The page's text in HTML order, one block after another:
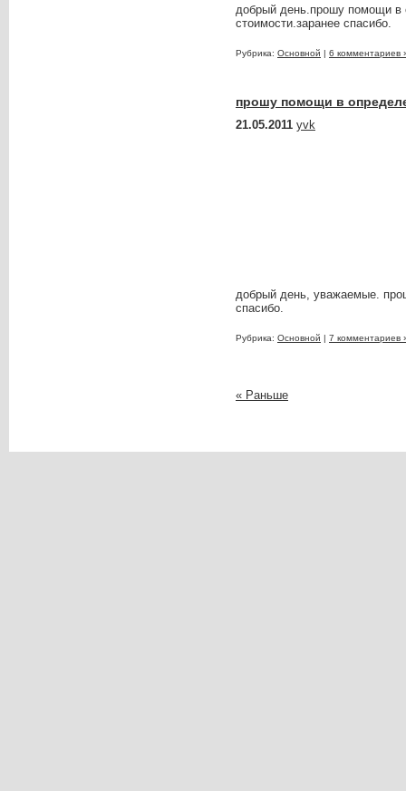
добрый день.прошу помощи в
стоимости.заранее спасибо.
Рубрика: Основной | 6 комментариев
прошу помощи в
21.05.2011 yvk
добрый день, уважаемые.
спасибо.
Рубрика: Основной | 7 комментариев
« Раньше